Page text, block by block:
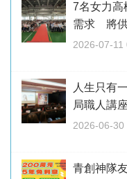
7名女力
需求 將
2026-07-11
人生只有
局職人講
2026-06-30
青創神隊